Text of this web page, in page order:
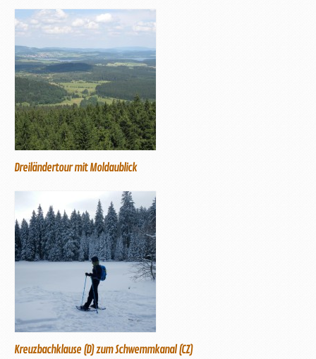
Dreiländertour mit Moldaublick
Kreuzbachklause (D) zum Schwemmkanal (CZ)